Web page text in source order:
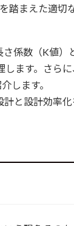
踏まえた適切
係数（K値）
ます。さら
します。
と設計効率